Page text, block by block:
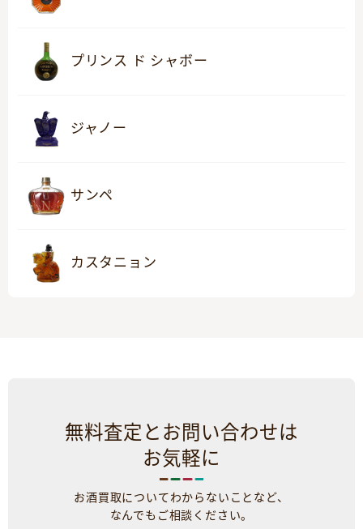
プリンス ド シャボー
ジャノー
サンペ
カスタニョン
無料査定とお問い合わせは
お気軽に
お酒買取についてわからないことなど、
なんでもご相談ください。